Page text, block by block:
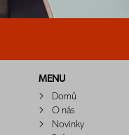
MENU
Domů
O nás
Novinky